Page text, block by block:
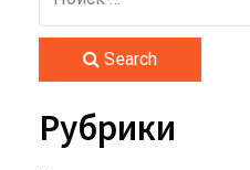
Search
Рубрики